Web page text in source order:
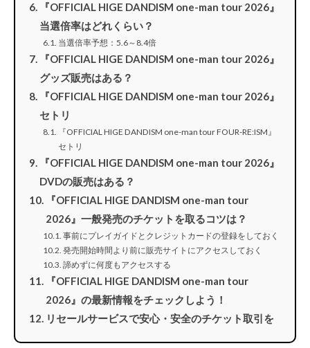
『OFFICIAL HIGE DANDISM one-man tour 2026』
当選倍率はどれくらい？
当選倍率予想：5.6～8.4倍
『OFFICIAL HIGE DANDISM one-man tour 2026』
グッズ販売はある？
『OFFICIAL HIGE DANDISM one-man tour 2026』
セトリ
『OFFICIAL HIGE DANDISM one-man tour FOUR-RE:ISM』
セトリ
『OFFICIAL HIGE DANDISM one-man tour 2026』
DVDの販売はある？
『OFFICIAL HIGE DANDISM one-man tour
2026』一般発売のチケットを取るコツは？
事前にプレイガイドとクレジットカードの登録をしておく
発売開始時間より前に販売サイトにアクセスしておく
諦めずに何度もアクセスする
『OFFICIAL HIGE DANDISM one-man tour
2026』の最新情報をチェックしよう！
リセールサービスで安心・安全のチケット取引を